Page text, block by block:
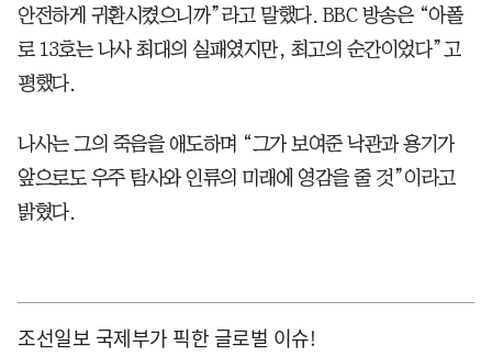
안전하게 귀환시켰으니까”라고 말했다. BBC 방송은 “아폴
로 13호는 나사 최대의 실패였지만, 최고의 순간이었다”고
평했다.
나사는 그의 죽음을 애도하며 “그가 보여준 낙관과 용기가
앞으로도 우주 탐사와 인류의 미래에 영감을 줄 것”이라고
밝혔다.
조선일보 국제부가 픽한 글로벌 이슈!